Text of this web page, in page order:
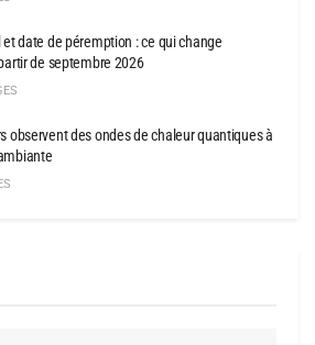
date de péremption : ce qui change
de septembre 2026
observent des ondes de chaleur quantiques à